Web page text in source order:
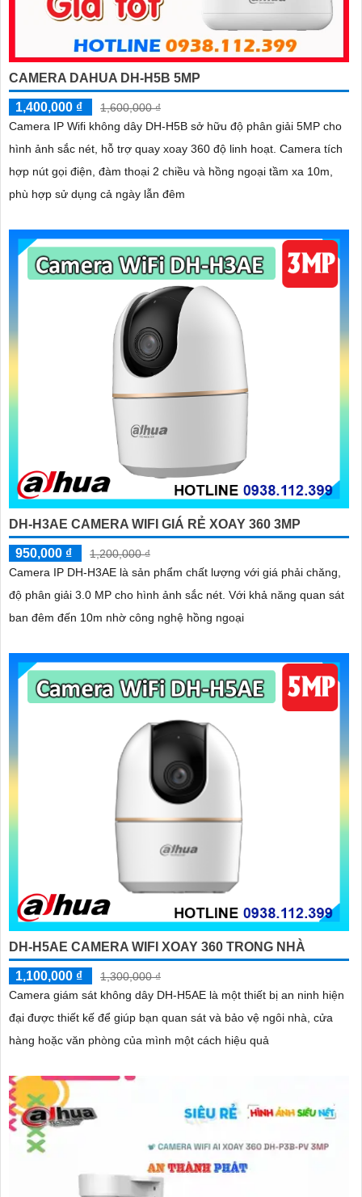
CAMERA DAHUA DH-H5B 5MP
1,400,000 ₫
1,600,000 ₫
Camera IP Wifi không dây DH-H5B sở hữu độ phân giải 5MP cho
hình ảnh sắc nét, hỗ trợ quay xoay 360 độ linh hoạt. Camera tích
hợp nút gọi điện, đàm thoại 2 chiều và hồng ngoại tầm xa 10m,
phù hợp sử dụng cả ngày lẫn đêm
DH-H3AE CAMERA WIFI GIÁ RẺ XOAY 360 3MP
950,000 ₫
1,200,000 ₫
Camera IP DH-H3AE là sản phẩm chất lượng với giá phải chăng,
độ phân giải 3.0 MP cho hình ảnh sắc nét. Với khả năng quan sát
ban đêm đến 10m nhờ công nghệ hồng ngoại
DH-H5AE CAMERA WIFI XOAY 360 TRONG NHÀ
1,100,000 ₫
1,300,000 ₫
Camera giám sát không dây DH-H5AE là một thiết bị an ninh hiện
đại được thiết kế để giúp bạn quan sát và bảo vệ ngôi nhà, cửa
hàng hoặc văn phòng của mình một cách hiệu quả